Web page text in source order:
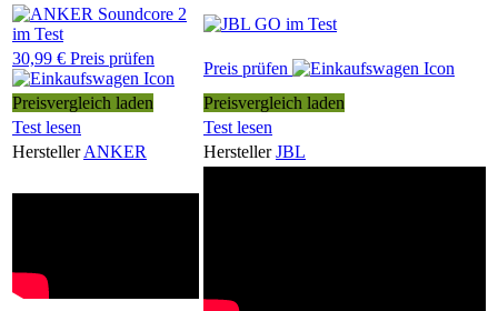
30,99 € Preis prüfen
Preis prüfen
Preisvergleich laden
Preisvergleich laden
Test lesen
Test lesen
Hersteller ANKER Hersteller JBL